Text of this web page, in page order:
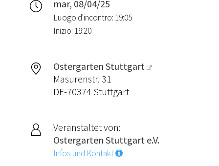
mar, 08/04/25
Luogo d'incontro: 19:05
Inizio: 19:20
Ostergarten Stuttgart
Masurenstr. 31
DE-70374 Stuttgart
Veranstaltet von:
Ostergarten Stuttgart e.V.
Infos und Kontakt